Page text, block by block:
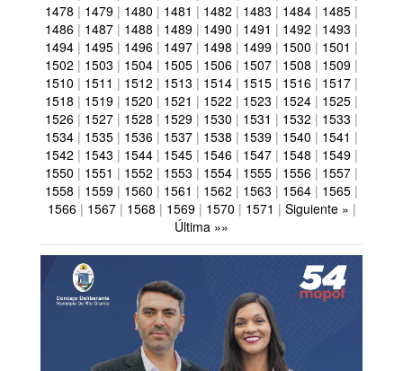
1478 | 1479 | 1480 | 1481 | 1482 | 1483 | 1484 | 1485 |
1486 | 1487 | 1488 | 1489 | 1490 | 1491 | 1492 | 1493 |
1494 | 1495 | 1496 | 1497 | 1498 | 1499 | 1500 | 1501 |
1502 | 1503 | 1504 | 1505 | 1506 | 1507 | 1508 | 1509 |
1510 | 1511 | 1512 | 1513 | 1514 | 1515 | 1516 | 1517 |
1518 | 1519 | 1520 | 1521 | 1522 | 1523 | 1524 | 1525 |
1526 | 1527 | 1528 | 1529 | 1530 | 1531 | 1532 | 1533 |
1534 | 1535 | 1536 | 1537 | 1538 | 1539 | 1540 | 1541 |
1542 | 1543 | 1544 | 1545 | 1546 | 1547 | 1548 | 1549 |
1550 | 1551 | 1552 | 1553 | 1554 | 1555 | 1556 | 1557 |
1558 | 1559 | 1560 | 1561 | 1562 | 1563 | 1564 | 1565 |
1566| 1567| 1568 | 1569| 1570 | 1571 | Siguiente » |
Última »»